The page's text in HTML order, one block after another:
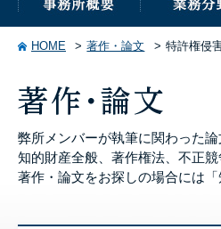
HOME 著作・論文 特許権侵
弊所メンバーが執筆に関わった
知的財産全般、著作権法、不正
著作・論文をお探しの場合には